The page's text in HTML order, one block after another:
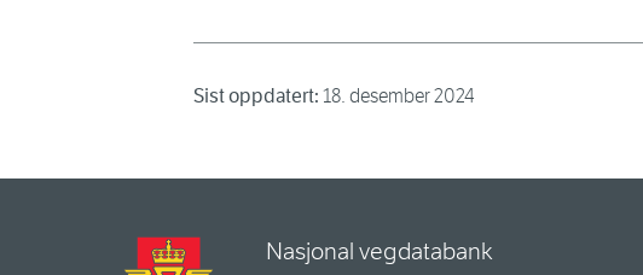
Sist oppdatert: 18. desember 2024
Nasjonal vegdatabank